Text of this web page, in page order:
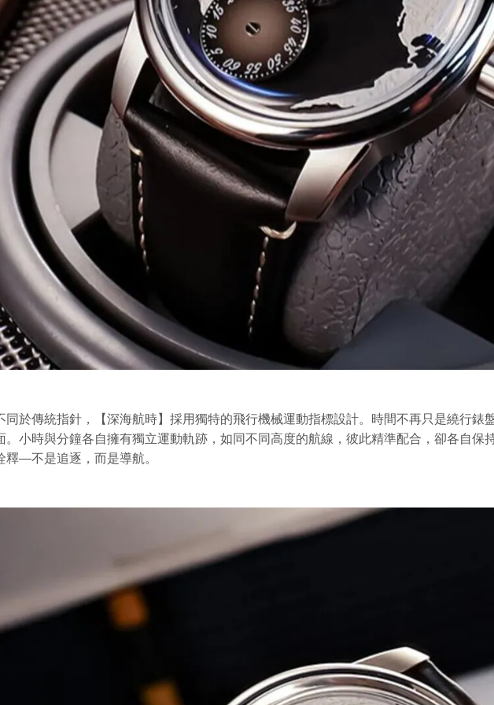
同於傳統指針，【深海航時】採用獨特的飛行機械運動指標設計。時間不再只是繞行錶
。小時與分鐘各自擁有獨立運動軌跡，如同不同高度的航線，彼此精準配合，卻各自保
釋—不是追逐，而是導航。